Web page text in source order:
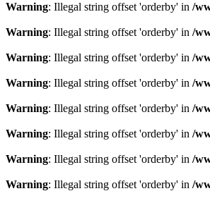
Warning: Illegal string offset 'orderby' in /
Warning: Illegal string offset 'orderby' in /
Warning: Illegal string offset 'orderby' in /
Warning: Illegal string offset 'orderby' in /
Warning: Illegal string offset 'orderby' in /
Warning: Illegal string offset 'orderby' in /
Warning: Illegal string offset 'orderby' in /
Warning: Illegal string offset 'orderby' in /